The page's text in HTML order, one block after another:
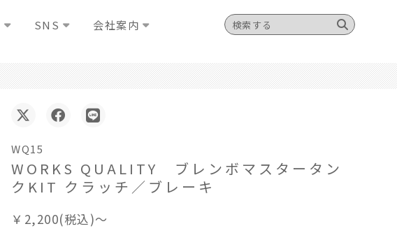
SNS 会社案内
WQ15
WORKS QUALITY ブレンボマスタータン
クKIT クラッチ／ブレーキ
￥2,200(税込)～